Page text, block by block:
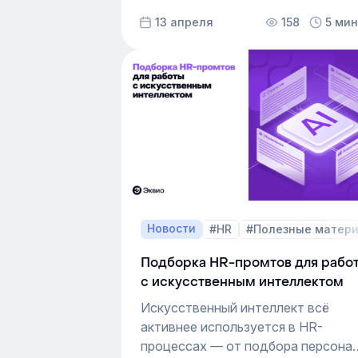
«Проводнику», упростили работу
доступами через массовый
и экспорт, а также внедрили умный
морфологический поиск.
13 апреля 158 5
Новости #HR #Полезные
Подборка HR-промтов для
с искусственным интеллектом
Искусственный интеллект всё
активнее используется в HR-
процессах — от подбора